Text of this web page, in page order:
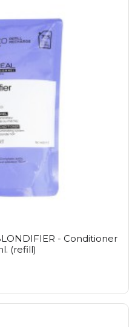
- Conditioner
(refill)